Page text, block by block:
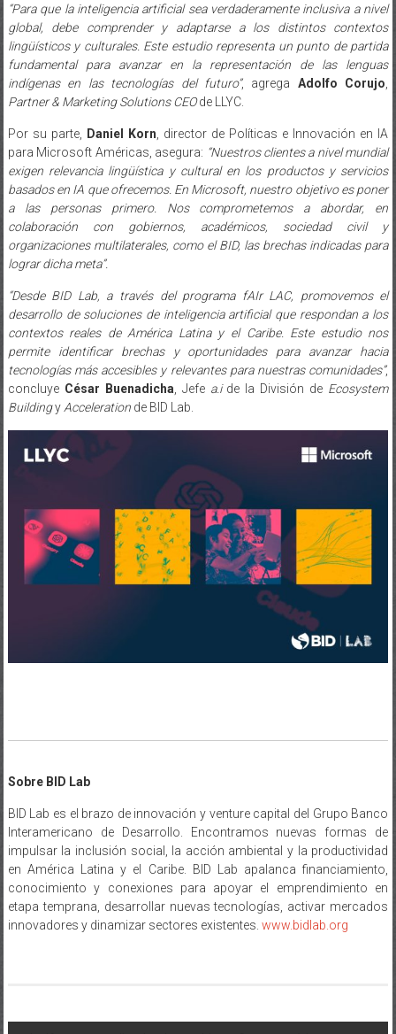
“Para que la inteligencia artificial sea verdaderamente inclusiva a nivel
global, debe comprender y adaptarse a los distintos contextos
lingüísticos y culturales. Este estudio representa un punto de partida
fundamental para avanzar en la representación de las lenguas
indígenas en las tecnologías del futuro”, agrega Adolfo Corujo
Partner & Marketing Solutions CEOde LLYC.
Por su parte, Daniel Korn , director de Políticas e Innovación en IA
para Microsoft Américas, asegura: “Nuestros clientes a nivel mundial
exigen relevancia lingüística y cultural en los productos y servicios
basados en IA que ofrecemos. En Microsoft, nuestro objetivo es poner
a las personas primero. Nos comprometemos a abordar, en
colaboración con gobiernos, académicos, sociedad civil y
organizaciones multilaterales, como el BID, las brechas indicadas para
lograr dicha meta”.
“Desde BID Lab, a través del programa fAIr LAC, promovemos el
desarrollo de soluciones de inteligencia artificial que respondan a los
contextos reales de América Latina y el Caribe. Este estudio nos
permite identificar brechas y oportunidades para avanzar hacia
tecnologías más accesibles y relevantes para nuestras comunidades”,
concluyeCésar Buenadicha , Jefe a.i de la División de Ecosystem
Buildingy Accelerationde BID Lab.
Sobre BID Lab
BID Lab es el brazo de innovación y venture capital del Grupo Banco
Interamericano de Desarrollo. Encontramos nuevas formas de
impulsar la inclusión social, la acción ambiental y la productividad
en América Latina y el Caribe. BID Lab apalanca financiamiento,
conocimiento y conexiones para apoyar el emprendimiento en
etapa temprana, desarrollar nuevas tecnologías, activar mercados
innovadores y dinamizar sectores existentes. www.bidlab.org